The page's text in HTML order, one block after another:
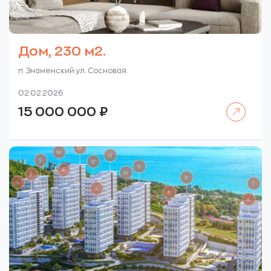
Дом, 230 м2.
п. Знаменский ул. Сосновая.
02.02.2026
15 000 000 ₽